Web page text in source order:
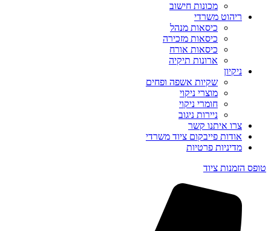
מכונות חישוב
ריהוט משרדי
כיסאות מנהל
כיסאות מזכירה
כיסאות אורח
ארונות תיקיה
ניקיון
שקיות אשפה ופחים
מוצרי ניקוי
חומרי ניקוי
ניירות ניגוב
צרו איתנו קשר
אודות פייבקום ציוד משרדי
מדיניות פרטיות
טופס הזמנות ציוד